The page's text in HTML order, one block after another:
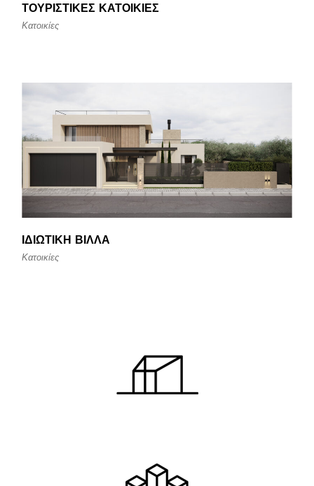
ΤΟΥΡΙΣΤΙΚΈΣ ΚΑΤΟΙΚΊΕΣ
Κατοικίες
ΙΔΙΩΤΙΚΉ ΒΊΛΛΑ
Κατοικίες